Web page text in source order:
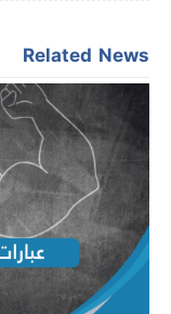
Related News